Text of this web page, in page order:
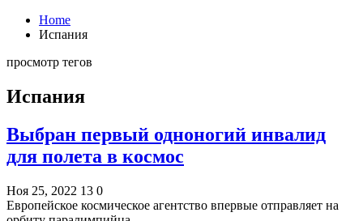
Home
Испания
просмотр тегов
Испания
Выбран первый одноногий инвалид
для полета в космос
Ноя 25, 2022 13 0
Европейское космическое агентство впервые отправляет на